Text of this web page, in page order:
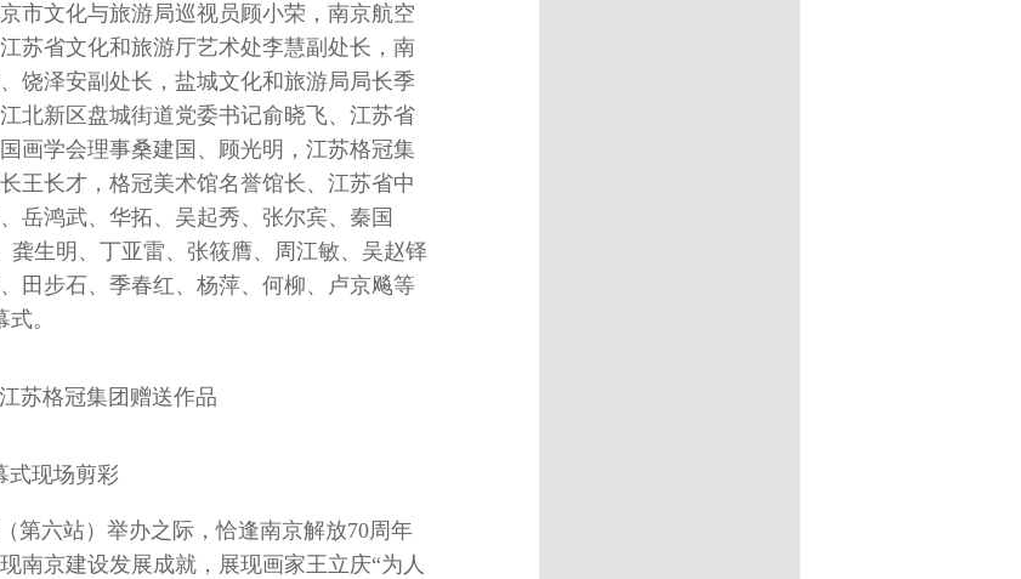
市文化与旅游局巡视员顾小荣，南京航空
苏省文化和旅游厅艺术处李慧副处长，南
饶泽安副处长，盐城文化和旅游局局长季
北新区盘城街道党委书记俞晓飞、江苏省
画学会理事桑建国、顾光明，江苏格冠集
王长才，格冠美术馆名誉馆长、江苏省中
岳鸿武、华拓、吴起秀、张尔宾、秦国
龚生明、丁亚雷、张筱膺、周江敏、吴赵铎
田步石、季春红、杨萍、何柳、卢京飚等
。
苏格冠集团赠送作品
式现场剪彩
第六站）举办之际，恰逢南京解放70周年
南京建设发展成就，展现画家王立庆“为人